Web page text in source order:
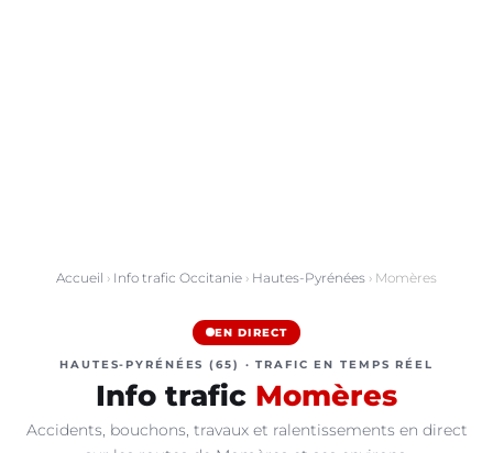
Accueil › Info trafic Occitanie › Hautes-Pyrénées › Momères
EN DIRECT
HAUTES-PYRÉNÉES (65) · TRAFIC EN TEMPS RÉEL
Info trafic Momères
Accidents, bouchons, travaux et ralentissements en direct